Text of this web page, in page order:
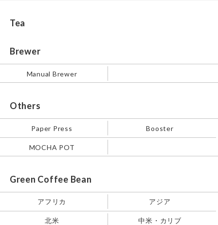
Tea
Brewer
Manual Brewer
Others
Paper Press Booster
MOCHA POT
Green Coffee Bean
アフリカ アジア
北米 中米・カリブ